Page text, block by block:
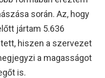
során. Az, hogy
jártam 5.636
hiszen a szervezet
a magasságot
is.